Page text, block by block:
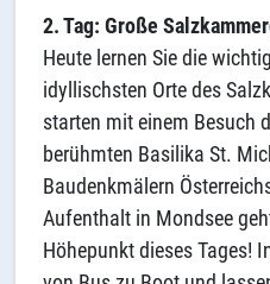
2. Tag: Große
Heute lernen Sie die
idyllischsten Orte des
starten mit einem Besuch
berühmten Basilika St.
Baudenkmälern
Aufenthalt in Mondsee
Höhepunkt dieses Tages!